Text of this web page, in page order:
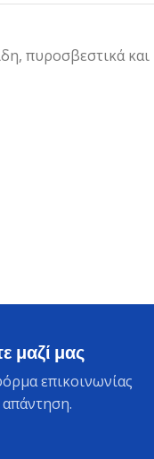
πυροσβεστικά και
μαζί μας
επικοινωνίας
απάντηση.